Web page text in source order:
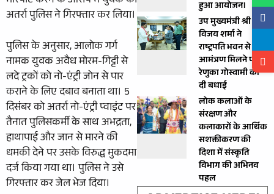
अतर्रा पुलिस ने गिरफ्तार कर लिया।
पुलिस के अनुसार, आलोक गर्ग
नामक युवक अवैध मोरम-गिट्टी से
लदे ट्रकों को नो-एंट्री जोन से पार
कराने के लिए दबाव बनाता था। 5
दिसंबर को अतर्रा नो-एंट्री प्वाइंट पर
तैनात पुलिसकर्मी के साथ अभद्रता,
हाथापाई और जान से मारने की
धमकी देने पर उसके विरुद्ध मुकदमा
दर्ज किया गया था। पुलिस ने उसे
गिरफ्तार कर जेल भेज दिया।
हुआ आयोजन।
उप मुख्यमंत्री श्री
विजय शर्मा ने
राष्ट्रपति भवन से
आमंत्रण मिलने पर
रेणुका गोस्वामी को
दी बधाई
लोक कलाओं के
संरक्षण और
कलाकारों के आर्थिक
सशक्तीकरण की
दिशा में संस्कृति
विभाग की अभिनव
पहल